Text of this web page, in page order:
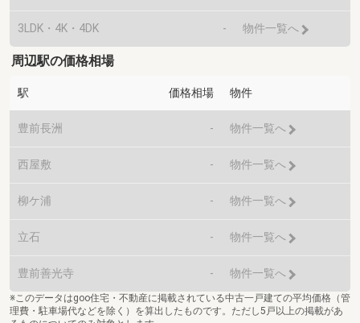
3LDK・4K・4DK - 物件一覧へ
周辺駅の価格相場
駅 価格相場 物件
豊前長洲 - 物件一覧へ
西屋敷 - 物件一覧へ
柳ケ浦 - 物件一覧へ
立石 - 物件一覧へ
豊前善光寺 - 物件一覧へ
※このデータはgoo住宅・不動産に掲載されている中古一戸建ての平均価格（管
理費・駐車場代などを除く）を算出したものです。ただし5戸以上の掲載があ